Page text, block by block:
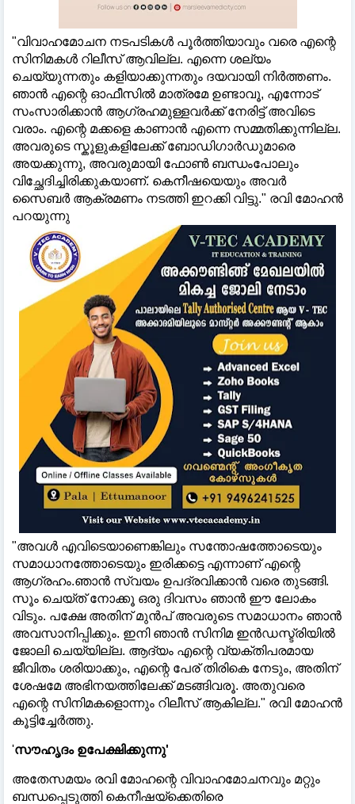
"വിവാഹമോചന നടപടികള്‍ പൂർത്തിയാവും വരെ എന്റെ
സിനിമകള്‍ റിലീസ് ആവില്ല. എന്നെ ശല്യം
ചെയ്യുന്നതും കളിയാക്കുന്നതും ദയവായി നിർത്തണം.
ഞാൻ എന്റെ ഓഫീസില്‍ മാത്രമേ ഉണ്ടാവൂ, എന്നോട്
സംസാരിക്കാൻ ആഗ്രഹമുള്ളവർക്ക് നേരിട്ട് അവിടെ
വരാം. എന്റെ മക്കളെ കാണാൻ എന്നെ സമ്മതിക്കുന്നില്ല.
അവരുടെ സ്കൂളുകളിലേക്ക് ബോഡിഗാർഡുമാരെ
അയക്കുന്നു, അവരുമായി ഫോണ്‍ ബന്ധംപോലും
വിച്ഛേദിച്ചിരിക്കുകയാണ്. കെനീഷയെയും അവർ
സൈബർ ആക്രമണം നടത്തി ഇറക്കി വിട്ടു." രവി മോഹൻ
പറയുന്നു
"അവള്‍ എവിടെയാണെങ്കിലും സന്തോഷത്തോടെയും
സമാധാനത്തോടെയും ഇരിക്കട്ടെ എന്നാണ് എന്റെ
ആഗ്രഹം.ഞാൻ സ്വയം ഉപദ്രവിക്കാൻ വരെ തുടങ്ങി.
സൂം ചെയ്ത് നോക്കൂ ഒരു ദിവസം ഞാൻ ഈ ലോകം
വിടും. പക്ഷേ അതിന് മുൻപ് അവരുടെ സമാധാനം ഞാൻ
അവസാനിപ്പിക്കും. ഇനി ഞാൻ സിനിമ ഇൻഡസ്ട്രിയില്‍
ജോലി ചെയ്യില്ല. ആദ്യം എന്റെ വ്യക്തിപരമായ
ജീവിതം ശരിയാക്കും, എന്റെ പേര് തിരികെ നേടും, അതിന്
ശേഷമേ അഭിനയത്തിലേക്ക് മടങ്ങിവരൂ. അതുവരെ
എന്റെ സിനിമകളൊന്നും റിലീസ് ആകില്ല." രവി മോഹൻ
കൂട്ടിച്ചേർത്തു.
'സൗഹൃദം ഉപേക്ഷിക്കുന്നു'
അതേസമയം രവി മോഹന്റെ വിവാഹമോചനവും മറ്റും
ബന്ധപ്പെടുത്തി കെനീഷയ്ക്കെതിരെ